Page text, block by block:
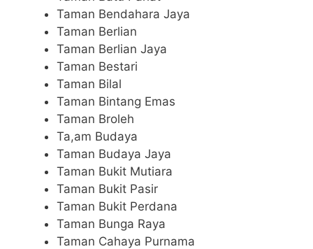
Taman Bendahara Jaya
Taman Berlian
Taman Berlian Jaya
Taman Bestari
Taman Bilal
Taman Bintang Emas
Taman Broleh
Ta,am Budaya
Taman Budaya Jaya
Taman Bukit Mutiara
Taman Bukit Pasir
Taman Bukit Perdana
Taman Bunga Raya
Taman Cahaya Purnama